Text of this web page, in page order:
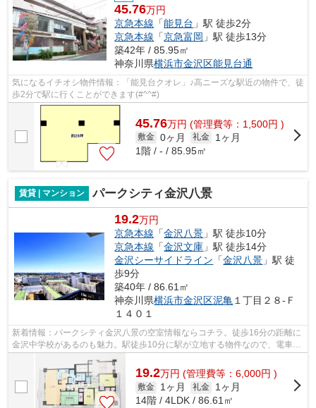
45.76万円
京急本線 「能見台 」駅 徒歩2分
京急本線 「京急富岡 」駅 徒歩13分
築42年 / 85.95㎡
神奈川県横浜市金沢区能見台通
気になるイチオシ物件情報：「能見台クオレ」♪高ニーズな駅近の物件で、徒
歩2分で駅に行くことができます(#^^#)
45.76万円 (管理費等：1,500円 )
敷金 0ヶ月 礼金
1ヶ月
1階 / - / 85.95㎡
賃貸 | マンション パークシティ金沢八景
19.2万円
京急本線 「金沢八景 」駅 徒歩10分
京急本線 「金沢文庫 」駅 徒歩14分
金沢シーサイドライン 「金沢八景 」駅 徒
歩9分
築40年 / 86.61㎡
神奈川県横浜市金沢区泥亀 １丁目２８-Ｆ
１４０１
新着情報：パークシティ金沢八景の空室情報ならコチラ。徒歩16分の距離に
金沢中学校があるのも魅力。駅徒歩10分に駅が立地する物件なので、電車を
多く利用する方にとって便利です。周...
19.2万円 (管理費等：6,000円 )
敷金 1ヶ月 礼金
1ヶ月
14階 / 4LDK / 86.61㎡